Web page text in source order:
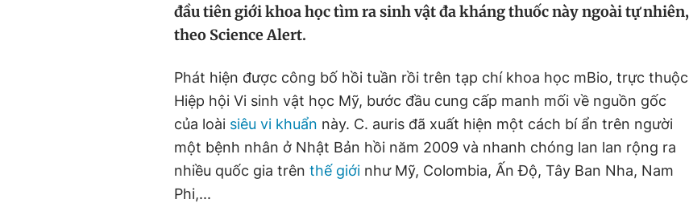
đầu tiên giới khoa học tìm ra sinh vật đa kháng thuốc này ngoài tự nhiên,
theo Science Alert.
Phát hiện được công bố hồi tuần rồi trên tạp chí khoa học mBio, trực thuộc
Hiệp hội Vi sinh vật học Mỹ, bước đầu cung cấp manh mối về nguồn gốc
của loài siêu vi khuẩn này. C. auris đã xuất hiện một cách bí ẩn trên người
một bệnh nhân ở Nhật Bản hồi năm 2009 và nhanh chóng lan lan rộng ra
nhiều quốc gia trên thế giới như Mỹ, Colombia, Ấn Độ, Tây Ban Nha, Nam
Phi,...